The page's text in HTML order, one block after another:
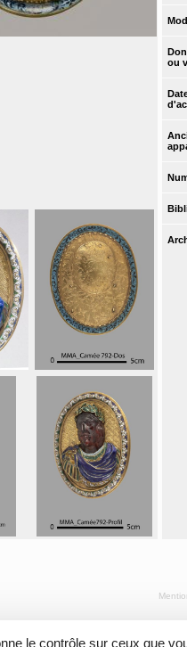
ou
le contrôle sur ceux que